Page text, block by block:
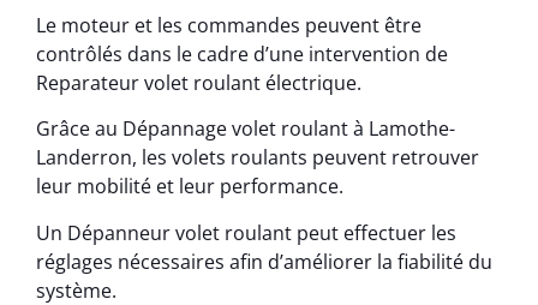
Le moteur et les commandes peuvent être
contrôlés dans le cadre d’une intervention de
Reparateur volet roulant électrique.
Grâce au Dépannage volet roulant à Lamothe-
Landerron, les volets roulants peuvent retrouver
leur mobilité et leur performance.
Un Dépanneur volet roulant peut effectuer les
réglages nécessaires afin d’améliorer la fiabilité du
système.